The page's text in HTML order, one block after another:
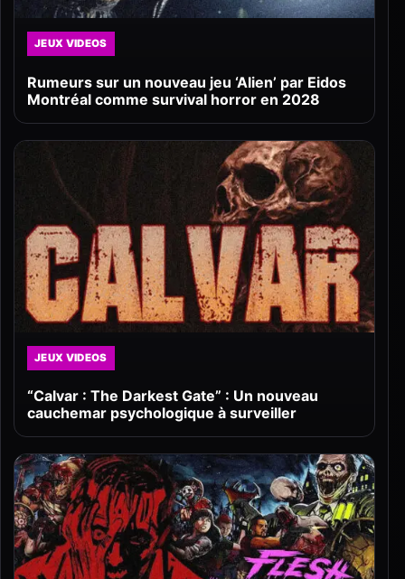
JEUX VIDEOS
Rumeurs sur un nouveau jeu ‘Alien’ par Eidos
Montréal comme survival horror en 2028
JEUX VIDEOS
“Calvar : The Darkest Gate” : Un nouveau
cauchemar psychologique à surveiller